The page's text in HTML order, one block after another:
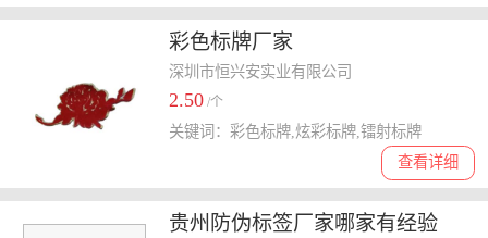
彩色标牌厂家
深圳市恒兴安实业有限公司
2.50 /个
查看详细
关键词：彩色标牌,炫彩标牌,镭射标牌
贵州防伪标签厂家哪家有经验